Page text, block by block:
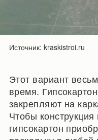
Источник: kraskistroi.ru
Этот вариант
время.
закрепляют на
Чтобы
гипсокартон